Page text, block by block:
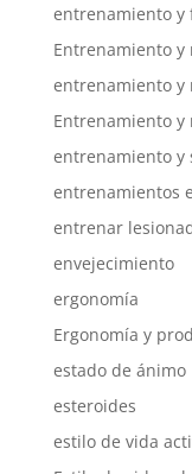
entrenamiento y
Entrenamiento y
entrenamiento y
Entrenamiento
entrenamiento y
entrenamientos
entrenar
envejecimiento
ergonomía
Ergonomía y
estado de ánimo
esteroides
estilo de vida